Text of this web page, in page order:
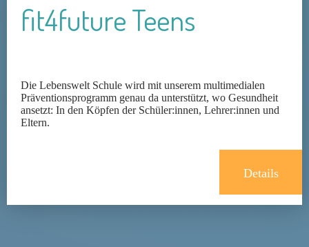
fit4future Teens
Die Lebenswelt Schule wird mit unserem multimedialen
Präventionsprogramm genau da unterstützt, wo Gesundheit
ansetzt: In den Köpfen der Schüler:innen, Lehrer:innen und
Eltern.
Details